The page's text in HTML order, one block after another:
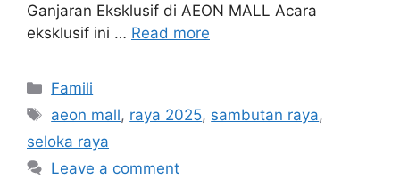
Ganjaran Eksklusif di AEON MALL Acara
eksklusif ini … Read more
Categories
Famili
Tags
aeon mall, raya 2025, sambutan raya,
seloka raya
Leave a comment